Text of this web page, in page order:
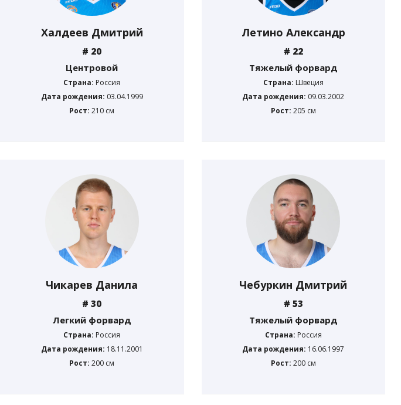
Халдеев Дмитрий
# 20
Центровой
Страна: Россия
Дата рождения: 03.04.1999
Рост:210 см
Летино Александр
# 22
Тяжелый форвард
Страна: Швеция
Дата рождения: 09.03.2002
Рост: 205 см
Чикарев Данила
# 30
Легкий форвард
Страна: Россия
Дата рождения: 18.11.2001
Рост:200 см
Чебуркин Дмитрий
# 53
Тяжелый форвард
Страна: Россия
Дата рождения: 16.06.1997
Рост: 200 см